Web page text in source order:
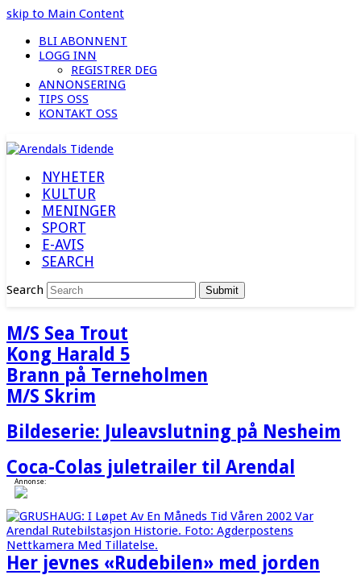
skip to Main Content
BLI ABONNENT
LOGG INN
REGISTRER DEG
ANNONSERING
TIPS OSS
KONTAKT OSS
NYHETER
KULTUR
MENINGER
SPORT
E-AVIS
SEARCH
Search Submit
M/S Sea Trout
Kong Harald 5
Brann på Terneholmen
M/S Skrim
Bildeserie: Juleavslutning på Nesheim
Coca-Colas juletrailer til Arendal
Annonse:
Her jevnes «Rudebilen» med jorden